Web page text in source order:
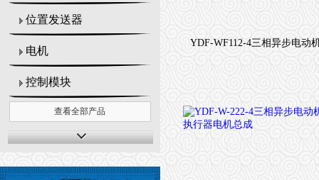
位置发送器
电机
控制模块
查看全部产品